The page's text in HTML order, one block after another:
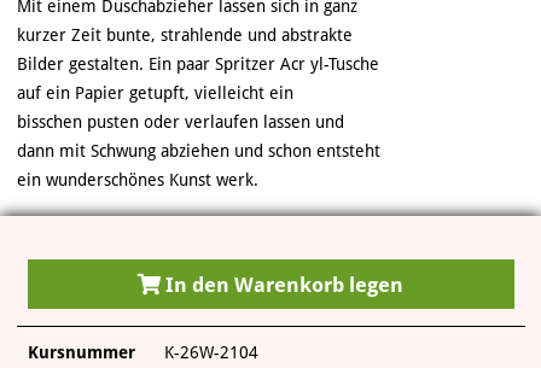
KUNST-VERMITTLUNG
ÜBER UNS
Mit einem Duschabzieher lassen sich in ganz
kurzer Zeit bunte, strahlende und abstrakte
Bilder gestalten. Ein paar Spritzer Acr yl-Tusche
auf ein Papier getupft, vielleicht ein
bisschen pusten oder verlaufen lassen und
dann mit Schwung abziehen und schon entsteht
ein wunderschönes Kunst werk.
In den Warenkorb legen
Kursnummer K-26W-2104